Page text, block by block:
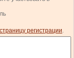
страницу регистрации.